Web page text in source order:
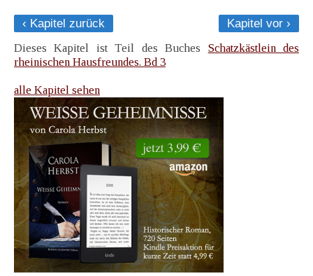
‹ Kapitel zurück
Kapitel vor ›
Dieses Kapitel ist Teil des Buches Schatzkästlein des
rheinischen Hausfreundes. Bd 3
alle Kapitel sehen